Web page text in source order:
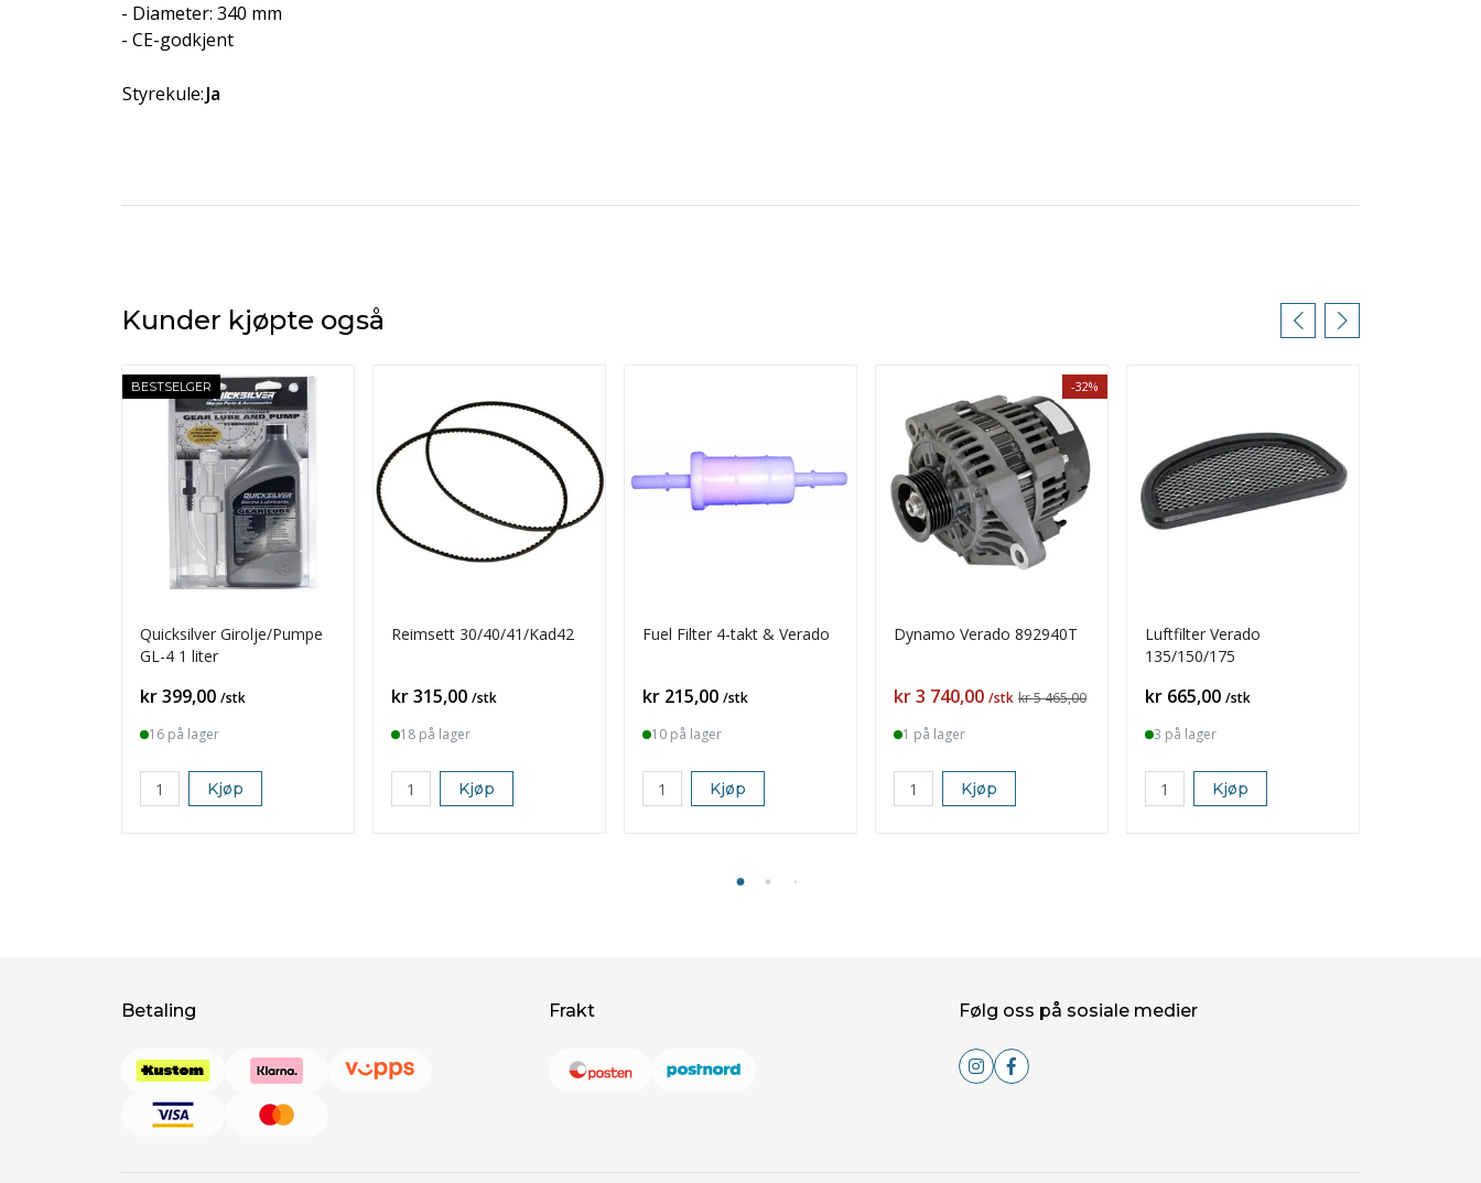
- Diameter: 340 mm
- CE-godkjent
Styrekule:Ja
Kunder kjøpte også
BESTSELGER
Quicksilver Girolje/Pumpe
GL-4 1 liter
Pris
kr 399,00 /stk
16 på lager
Kjøp
Reimsett 30/40/41/Kad42
Pris
kr 315,00 /stk
18 på lager
Kjøp
Fuel Filter 4-takt & Verado
Pris
kr 215,00 /stk
10 på lager
Kjøp
-32%
Dynamo Verado 892940T
Pris
kr 3 740,00 /stk kr 5 465,00
1 på lager
Kjøp
Luftfilter Verado
135/150/175
Pris
kr 665,00 /stk
3 på lager
Kjøp
Betaling Frakt Følg oss på sosiale medier